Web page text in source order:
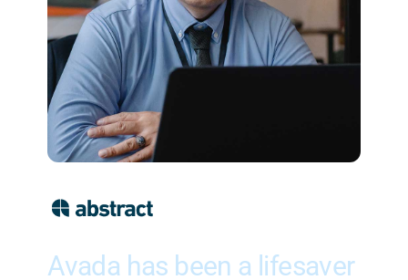
Avada has been a lifesaver